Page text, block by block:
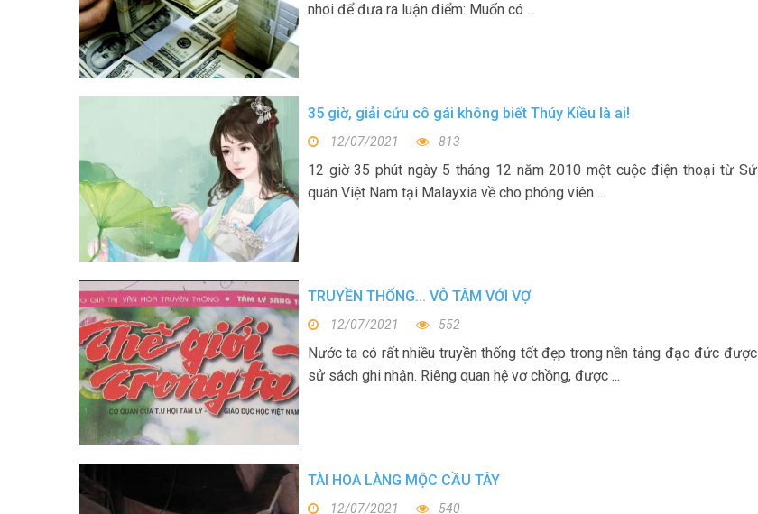
nhoi để đưa ra luận điểm: Muốn có ...
35 giờ, giải cứu cô gái không biết Thúy Kiều là ai!
12/07/2021 813
12 giờ 35 phút ngày 5 tháng 12 năm 2010 một cuộc điện thoại từ Sứ
quán Việt Nam tại Malayxia về cho phóng viên ...
TRUYỀN THỐNG... VÔ TÂM VỚI VỢ
12/07/2021 552
Nước ta có rất nhiều truyền thống tốt đẹp trong nền tảng đạo đức được
sử sách ghi nhận. Riêng quan hệ vơ chồng, được ...
TÀI HOA LÀNG MỘC CẦU TÂY
12/07/2021 540